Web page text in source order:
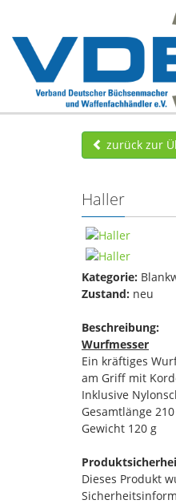
zurück zur
Haller
Kategorie:
Zustand: neu
Beschreibung:
Wurfmesser
Ein kräftiges
am Griff mit
Inklusive
Gesamtlänge
Gewicht 120 g
Dieses Produkt